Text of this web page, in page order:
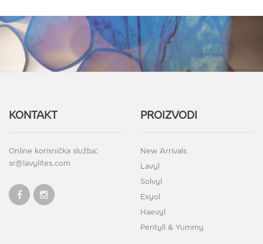
KONTAKT
Online korisnička služba:
sr@lavylites.com
PROIZVODI
New Arrivals
Lavyl
Solvyl
Exyol
Haevyl
Pentyll & Yummy